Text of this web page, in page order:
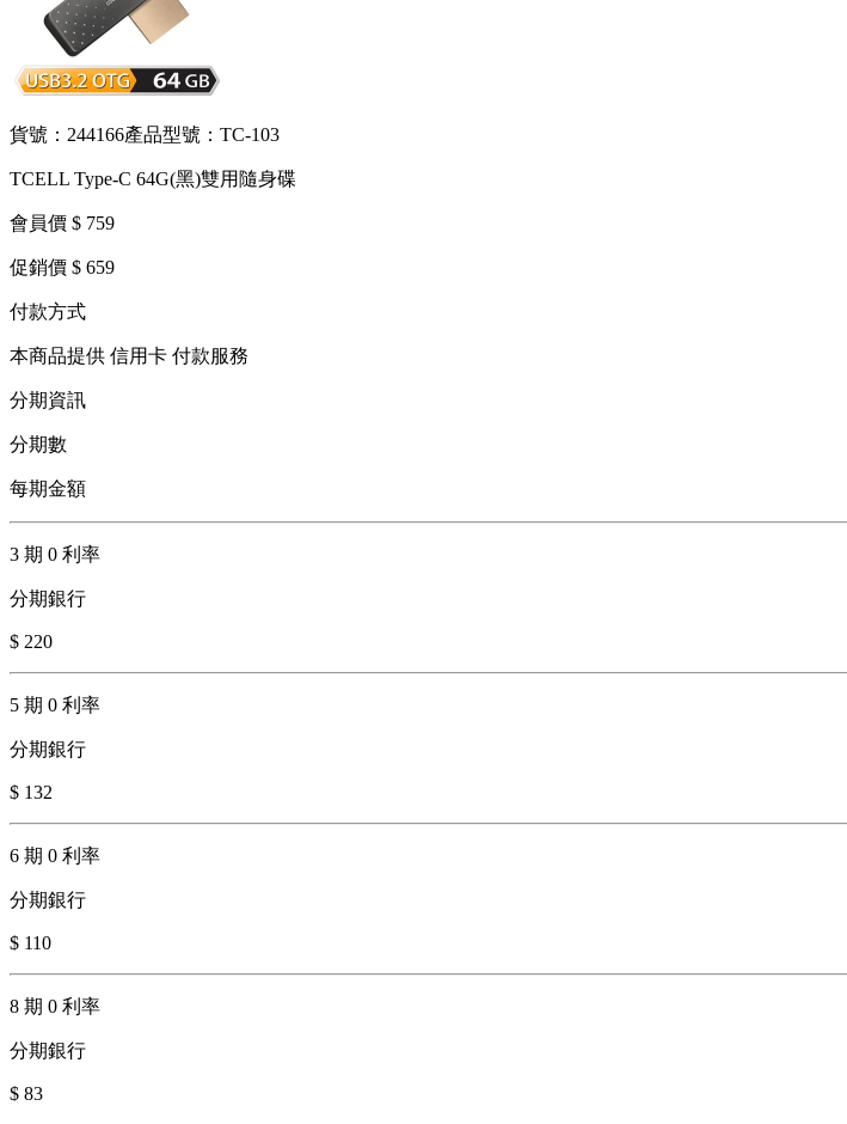
貨號：244166產品型號：TC-103
TCELL Type-C 64G(黑)雙用隨身碟
會員價 $ 759
促銷價 $ 659
付款方式
本商品提供 信用卡 付款服務
分期資訊
分期數
每期金額
3 期 0 利率
分期銀行
$ 220
5 期 0 利率
分期銀行
$ 132
6 期 0 利率
分期銀行
$ 110
8 期 0 利率
分期銀行
$ 83